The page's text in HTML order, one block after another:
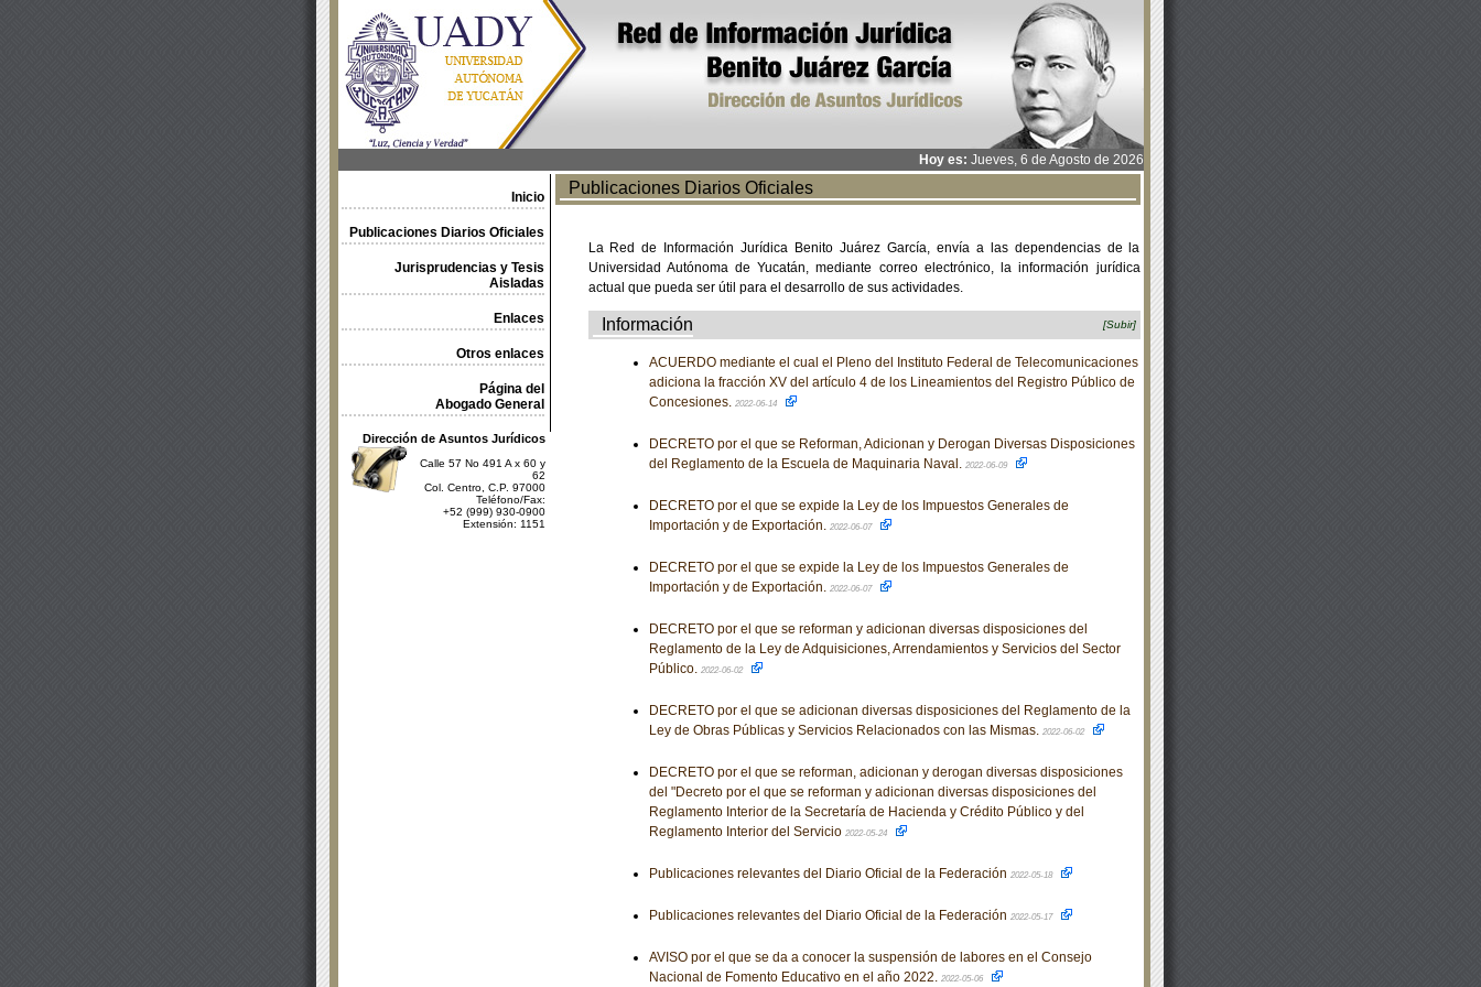
Hoy es: Jueves, 6 de Agosto de 2026
Inicio
Publicaciones Diarios Oficiales
Jurisprudencias y Tesis
Aisladas
Enlaces
Otros enlaces
Página del
Abogado General
Dirección de Asuntos Jurídicos
Calle 57 No 491 A x 60 y
62
Col. Centro, C.P. 97000
Teléfono/Fax:
+52 (999) 930-0900
Extensión: 1151
Publicaciones Diarios Oficiales
La Red de Información Jurídica Benito Juárez García, envía a las dependencias de la
Universidad Autónoma de Yucatán, mediante correo electrónico, la información jurídica
actual que pueda ser útil para el desarrollo de sus actividades.
Información [Subir]
ACUERDO mediante el cual el Pleno del Instituto Federal de Telecomunicaciones
adiciona la fracción XV del artículo 4 de los Lineamientos del Registro Público de
Concesiones. 2022-06-14
DECRETO por el que se Reforman, Adicionan y Derogan Diversas Disposiciones
del Reglamento de la Escuela de Maquinaria Naval. 2022-06-09
DECRETO por el que se expide la Ley de los Impuestos Generales de
Importación y de Exportación. 2022-06-07
DECRETO por el que se expide la Ley de los Impuestos Generales de
Importación y de Exportación. 2022-06-07
DECRETO por el que se reforman y adicionan diversas disposiciones del
Reglamento de la Ley de Adquisiciones, Arrendamientos y Servicios del Sector
Público. 2022-06-02
DECRETO por el que se adicionan diversas disposiciones del Reglamento de la
Ley de Obras Públicas y Servicios Relacionados con las Mismas. 2022-06-02
DECRETO por el que se reforman, adicionan y derogan diversas disposiciones
del "Decreto por el que se reforman y adicionan diversas disposiciones del
Reglamento Interior de la Secretaría de Hacienda y Crédito Público y del
Reglamento Interior del Servicio 2022-05-24
Publicaciones relevantes del Diario Oficial de la Federación 2022-05-18
Publicaciones relevantes del Diario Oficial de la Federación 2022-05-17
AVISO por el que se da a conocer la suspensión de labores en el Consejo
Nacional de Fomento Educativo en el año 2022. 2022-05-06